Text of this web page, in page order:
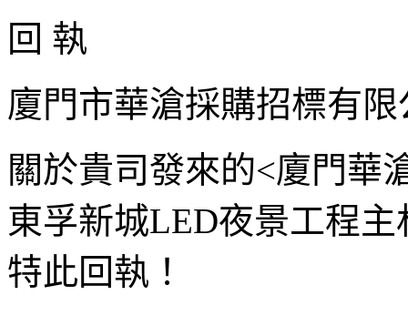
回 執
廈門市華滄採購招標有限
關於貴司發來的<廈門華
東孚新城LED夜景工程
特此回執！